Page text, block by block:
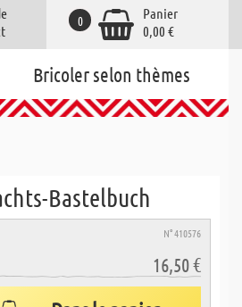
Panier
0,00 €
0
Bricoler selon thèmes
Bastelbuch
N° 410576
16,50 €